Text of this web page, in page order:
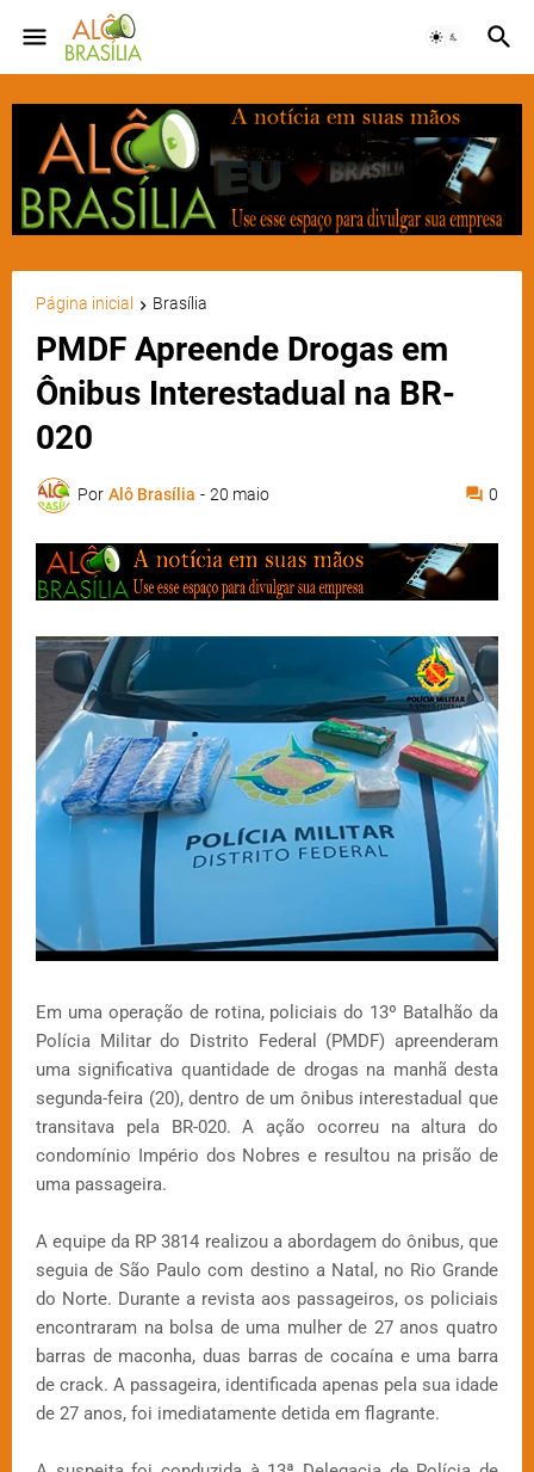
Página inicial Brasília
PMDF Apreende Drogas em
Ônibus Interestadual na BR-
020
Por Alô Brasília - 20 maio 0
Em uma operação de rotina, policiais do 13º Batalhão da
Polícia Militar do Distrito Federal (PMDF) apreenderam
uma significativa quantidade de drogas na manhã desta
segunda-feira (20), dentro de um ônibus interestadual que
transitava pela BR-020. A ação ocorreu na altura do
condomínio Império dos Nobres e resultou na prisão de
uma passageira.
A equipe da RP 3814 realizou a abordagem do ônibus, que
seguia de São Paulo com destino a Natal, no Rio Grande
do Norte. Durante a revista aos passageiros, os policiais
encontraram na bolsa de uma mulher de 27 anos quatro
barras de maconha, duas barras de cocaína e uma barra
de crack. A passageira, identificada apenas pela sua idade
de 27 anos, foi imediatamente detida em flagrante.